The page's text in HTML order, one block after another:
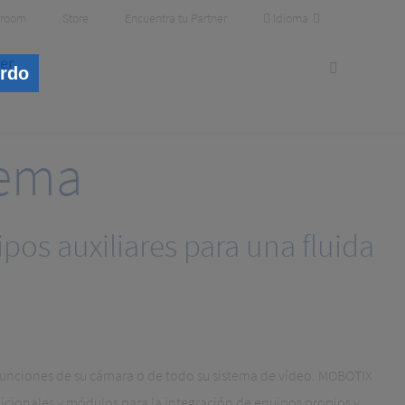
Store Encuentra tu Partner Idioma
auxiliares para una fluida
de su cámara o de todo su sistema de vídeo. MOBOTIX